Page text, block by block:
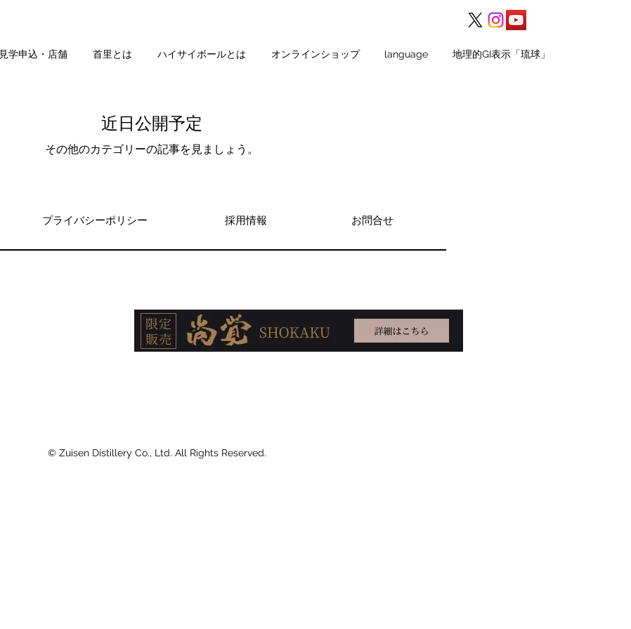
見学申込・店舗 首里とは ハイサイボールとは オンラインショップ language 地理的GI表示「琉球」
近日公開予定
その他のカテゴリーの記事を見ましょう。
プライバシーポリシー 採用情報 お問合せ
© Zuisen Distillery Co., Ltd. All Rights Reserved.